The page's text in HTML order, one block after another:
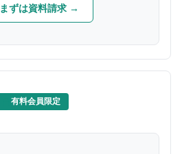
まずは資料請求 →
有料会員限定